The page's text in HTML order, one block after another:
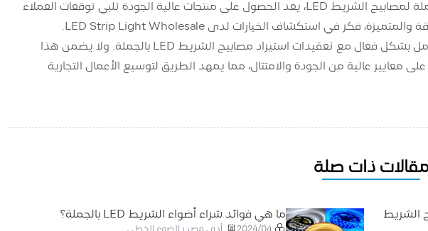
بالنسبة للشركات التي تهدف إلى توسيع عروضها في سوق الجملة لمصابيح الشريط LED، يعد الحصول على منتجات عالية الجودة تلبي توقعات العملاء
من خلال اتباع هذه الخطوات التفصيلية، يمكن للشركات التعامل بشكل فعال مع تعقيدات استيراد مصابيح الشريط LED بالجملة. ولا يضمن هذا
معايير عالية من الجودة والامتثال، مما يمهد الطريق لتوسيع الأعمال التجارية
ذات صلة
الشريط
ما هي فوائد شراء أضواء الشريط LED بالجملة؟
2024/04 أدى مصدر الضوء الخطي